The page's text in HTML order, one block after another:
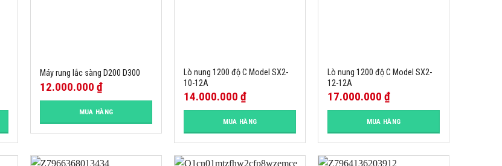
Máy rung lắc sàng D200 D300
12.000.000 ₫
MUA HÀNG
Lò nung 1200 độ C Model SX2-
10-12A
14.000.000 ₫
MUA HÀNG
Lò nung 1200 độ C Model SX2-
12-12A
17.000.000 ₫
MUA HÀNG